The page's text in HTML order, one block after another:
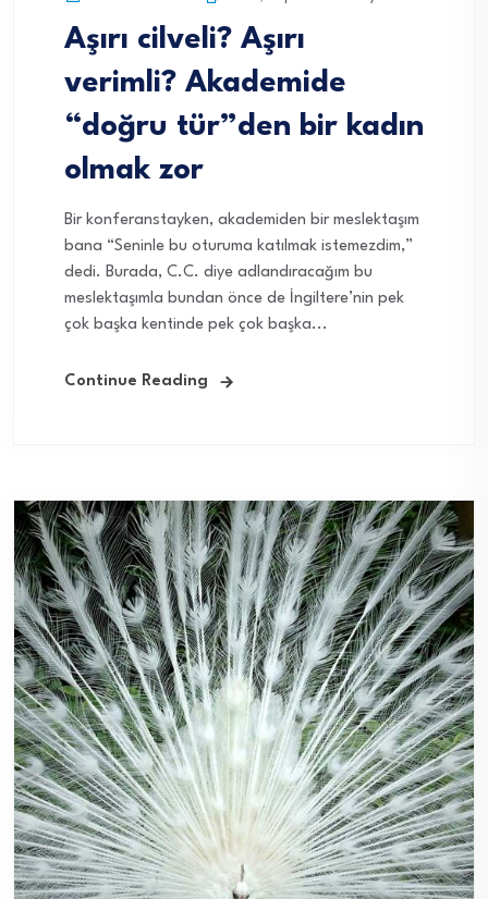
Aşırı cilveli? Aşırı
verimli? Akademide
“doğru tür”den bir kadın
olmak zor
Bir konferanstayken, akademiden bir meslektaşım
bana “Seninle bu oturuma katılmak istemezdim,”
dedi. Burada, C.C. diye adlandıracağım bu
meslektaşımla bundan önce de İngiltere’nin pek
çok başka kentinde pek çok başka...
Continue Reading